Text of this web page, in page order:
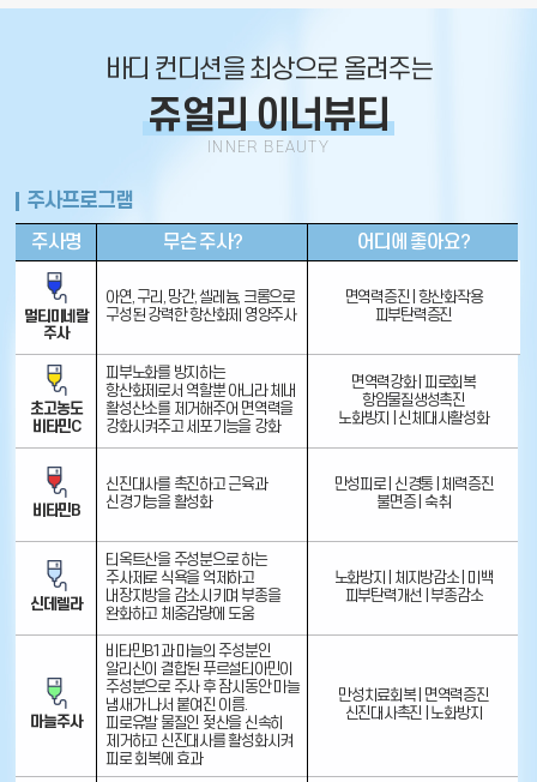
바디 컨디션을 최상으로 올려주는
쥬얼리 이너뷰티
주사프로그램
주사명 무슨 주사? 어디에 좋아요?
멀티미네랄
주사
아연, 구리, 망간, 셀레늄, 크롬으로
구성된 강력한 항산화제 영양주사
면역력증진 | 항산화작용
피부탄력증진
초고농도
비타민C
피부노화를 방지하는
항산화제로서 역할뿐 아니라 체내
활성산소를 제거해주어 면역력을
강화시켜주고 세포기능을 강화
면역력강화 | 피로회복
항암물질생성촉진
노화방지 | 신체대사활성화
비타민B
신진대사를 촉진하고 근육과
신경기능을 활성화
만성피로 | 신경통 | 체력증진
불면증 | 숙취
신데렐라
티옥트산을 주성분으로 하는
주사제로 식욕을 억제하고
내장지방을 감소시키며 부종을
완화하고 체중감량에 도움
노화방지 | 체지방감소 | 미백
피부탄력개선 | 부종감소
마늘주사
비타민B1과 마늘의 주성분인
알리신이 결합된 푸르설티아민이
주성분으로 주사 후 잠시동안 마늘
냄새가 나서 붙여진 이름.
피로유발 물질인 젖산을 신속히
제거하고 신진대사를 활성화시켜
피로 회복에 효과
만성치료회복 | 면역력증진
신진대사촉진 | 노화방지